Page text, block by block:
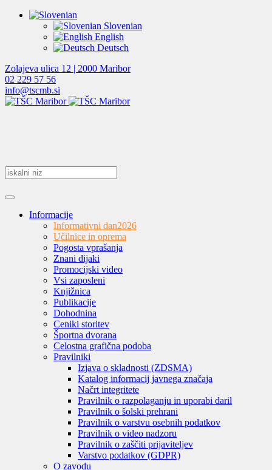
Slovenian
English
Deutsch
Zolajeva ulica 12 | 2000 Maribor
02 229 57 56
info@tscmb.si
Informacije
Informativni dan2026
Učilnice in oprema
Pogosta vprašanja
Znani dijaki
Promocijski video
Vsi zaposleni
Knjižnica
Publikacije
Dohodnina
Ceniki storitev
Športna dvorana
Celostna grafična podoba
Pravilniki
Izjava o skladnosti (ZDSMA)
Katalog informacij javnega značaja
Načrt integritete
Pravilnik o razpolaganju in uporabi daril
Pravilnik o šolski prehrani
Pravilnik o varstvu osebnih podatkov
Pravilnik o video nadzoru
Pravilnik o zaščiti prijaviteljev
Varstvo podatkov (GDPR)
O zavodu